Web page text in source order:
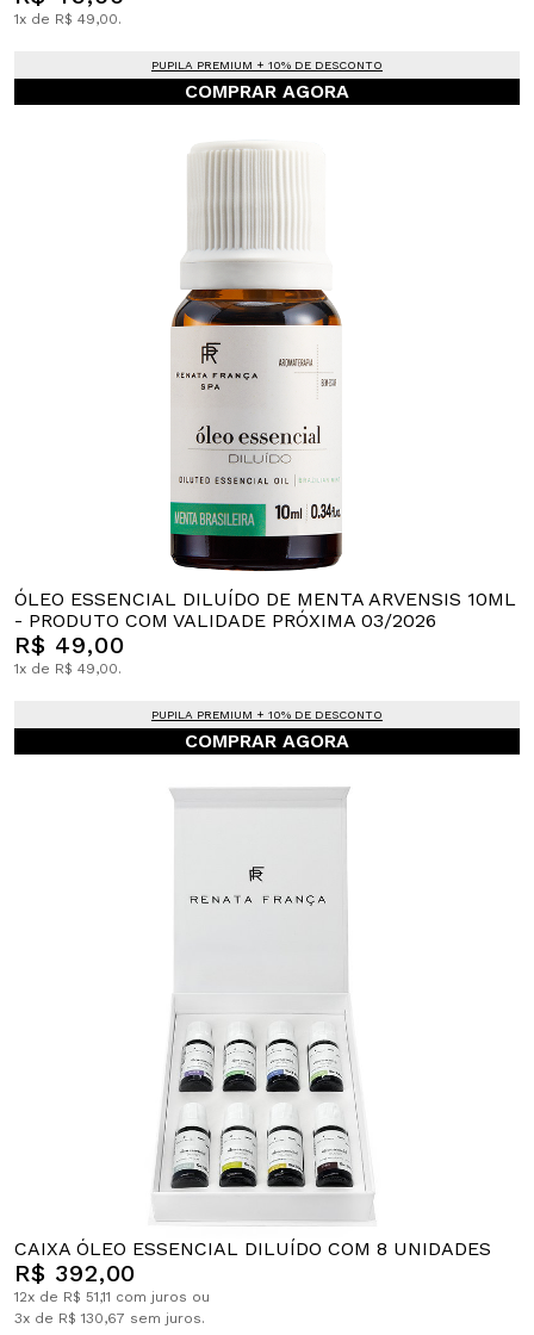
1x de R$ 49,00.
PUPILA PREMIUM + 10% DE DESCONTO
COMPRAR AGORA
ÓLEO ESSENCIAL DILUÍDO DE MENTA ARVENSIS 10ML
- PRODUTO COM VALIDADE PRÓXIMA 03/2026
R$ 49,00
1x de R$ 49,00.
PUPILA PREMIUM + 10% DE DESCONTO
COMPRAR AGORA
CAIXA ÓLEO ESSENCIAL DILUÍDO COM 8 UNIDADES
R$ 392,00
12x de R$ 51,11 com juros ou
3x de R$ 130,67 sem juros.